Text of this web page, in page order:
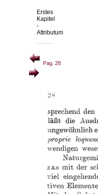
Erstes
Kapitel
-
Attributum
Pag. 28